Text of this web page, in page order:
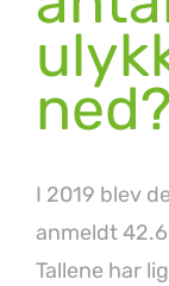
ned?
I 2019 blev
anmeldt
Tallene har